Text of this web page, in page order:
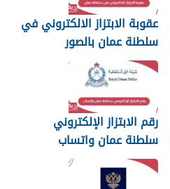
عقوبة الابتزاز الالكتروني في
سلطنة عمان بالصور
والرسائل
رقم الابتزاز الإلكتروني
سلطنة عمان واتساب